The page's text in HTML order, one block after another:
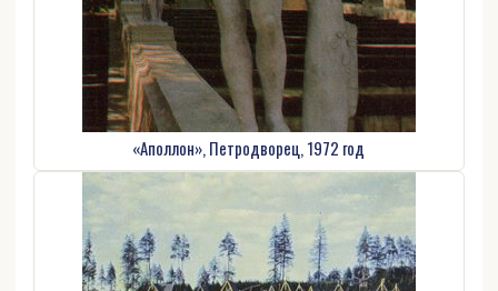
«Аполлон», Петродворец, 1972 год